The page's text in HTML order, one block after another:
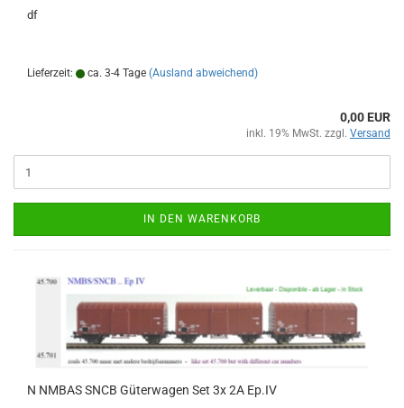
df
Lieferzeit: ca. 3-4 Tage (Ausland abweichend)
0,00 EUR
inkl. 19% MwSt. zzgl. Versand
IN DEN WARENKORB
N NMBAS SNCB Güterwagen Set 3x 2A Ep.IV